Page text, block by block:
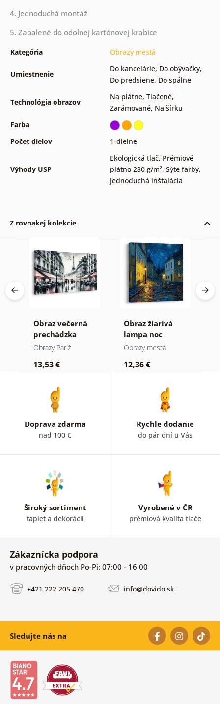
4. Jednoduchá montáž
5. Zabalené do odolnej kartónovej krabice
Kategória Obrazy mestá
Umiestnenie
Do kancelárie, Do obývačky,
Do predsiene, Do spálne
Technológia obrazov
Na plátne, Tlačené,
Zarámované, Na šírku
Farba
Počet dielov
1-dielne
Výhody USP
Ekologická tlač, Prémiové
plátno 280 g/m², Sýte farby,
Jednoduchá inštalácia
Z rovnakej kolekcie
Obraz večerná
prechádzka
Parížou
Obrazy Paríž
13,53 €
Obraz žiarivá
lampa noc
Obrazy mestá
12,36 €
Doprava zdarma
nad 100 €
Rýchle dodanie
do pár dní u Vás
Široký sortiment
tapiet a dekorácii
Vyrobené v ČR
prémiová kvalita tlače
Zákaznícka podpora
v pracovných dňoch Po-Pi: 07:00 - 16:00
+421 222 205 470 info@dovido.sk
Sledujte nás na